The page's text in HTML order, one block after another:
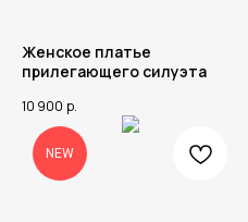
Женское платье
прилегающего силуэта
10 900 р.
NEW